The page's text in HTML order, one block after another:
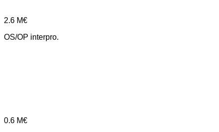
2.6 M€
OS/OP interpro.
0.6 M€